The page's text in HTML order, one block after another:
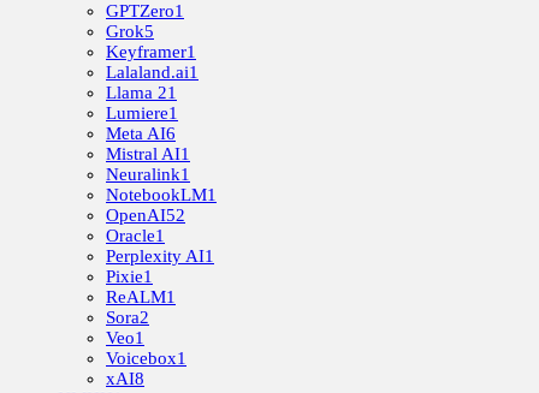
GPTZero1
Grok5
Keyframer1
Lalaland.ai1
Llama 21
Lumiere1
Meta AI6
Mistral AI1
Neuralink1
NotebookLM1
OpenAI52
Oracle1
Perplexity AI1
Pixie1
ReALM1
Sora2
Veo1
Voicebox1
xAI8